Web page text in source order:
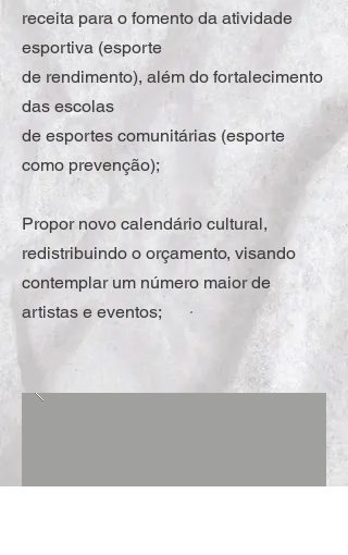
receita para o fomento da atividade
esportiva (esporte
de rendimento), além do fortalecimento
das escolas
de esportes comunitárias (esporte
como prevenção);
Propor novo calendário cultural,
redistribuindo o orçamento, visando
contemplar um número maior de
artistas e eventos;